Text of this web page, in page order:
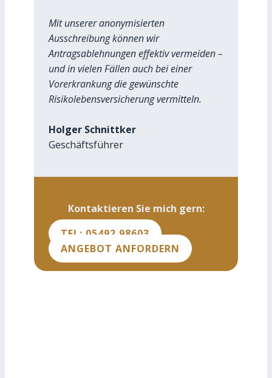
Mit unserer anonymisierten
Ausschreibung können wir
Antragsablehnungen effektiv vermeiden –
und in vielen Fällen auch bei einer
Vorerkrankung die gewünschte
Risikolebensversicherung vermitteln.
Holger Schnittker
Geschäftsführer
Kontaktieren Sie mich gern:
TEL: 05492 98603
ANGEBOT ANFORDERN